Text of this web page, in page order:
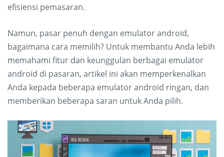
efisiensi pemasaran.
Namun, pasar penuh dengan emulator android,
bagaimana cara memilih? Untuk membantu Anda lebih
memahami fitur dan keunggulan berbagai emulator
android di pasaran, artikel ini akan memperkenalkan
Anda kepada beberapa emulator android ringan, dan
memberikan beberapa saran untuk Anda pilih.